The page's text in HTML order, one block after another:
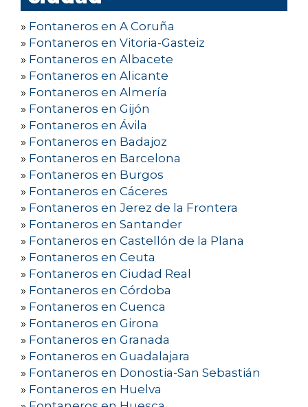
» Fontaneros en A Coruña
» Fontaneros en Vitoria-Gasteiz
» Fontaneros en Albacete
» Fontaneros en Alicante
» Fontaneros en Almería
» Fontaneros en Gijón
» Fontaneros en Ávila
» Fontaneros en Badajoz
» Fontaneros en Barcelona
» Fontaneros en Burgos
» Fontaneros en Cáceres
» Fontaneros en Jerez de la Frontera
» Fontaneros en Santander
» Fontaneros en Castellón de la Plana
» Fontaneros en Ceuta
» Fontaneros en Ciudad Real
» Fontaneros en Córdoba
» Fontaneros en Cuenca
» Fontaneros en Girona
» Fontaneros en Granada
» Fontaneros en Guadalajara
» Fontaneros en Donostia-San Sebastián
» Fontaneros en Huelva